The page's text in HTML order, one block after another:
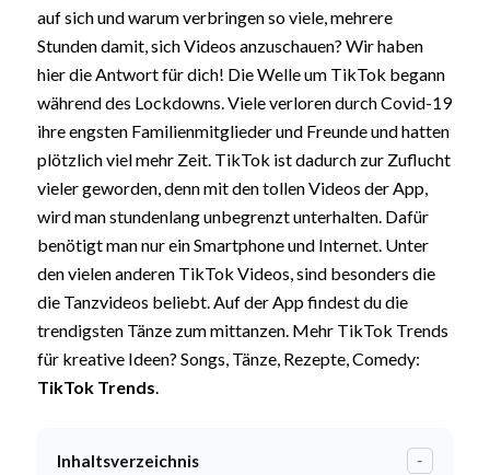
auf sich und warum verbringen so viele, mehrere
Stunden damit, sich Videos anzuschauen? Wir haben
hier die Antwort für dich! Die Welle um TikTok begann
während des Lockdowns. Viele verloren durch Covid-19
ihre engsten Familienmitglieder und Freunde und hatten
plötzlich viel mehr Zeit. TikTok ist dadurch zur Zuflucht
vieler geworden, denn mit den tollen Videos der App,
wird man stundenlang unbegrenzt unterhalten. Dafür
benötigt man nur ein Smartphone und Internet. Unter
den vielen anderen TikTok Videos, sind besonders die
die Tanzvideos beliebt. Auf der App findest du die
trendigsten Tänze zum mittanzen. Mehr TikTok Trends
für kreative Ideen? Songs, Tänze, Rezepte, Comedy:
TikTok Trends.
Inhaltsverzeichnis -